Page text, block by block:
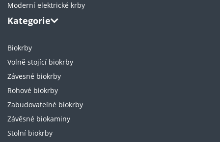
Moderní elektrické krby
Kategorie
Biokrby
Volně stojící biokrby
Závesné biokrby
Rohové biokrby
Zabudovateľné biokrby
Závěsné biokaminy
Stolní biokrby